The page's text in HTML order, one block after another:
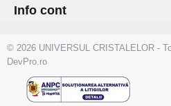
Info cont
© 2026 UNIVERSUL CRISTALELOR -
DevPro.ro